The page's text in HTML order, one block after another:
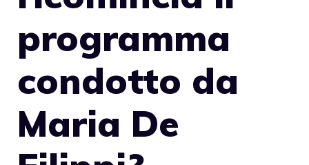
programma
condotto da
Maria De